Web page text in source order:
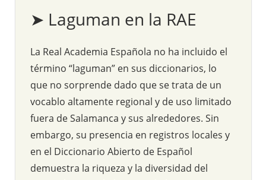
➤ Laguman en la RAE
La Real Academia Española no ha incluido el
término “laguman” en sus diccionarios, lo
que no sorprende dado que se trata de un
vocablo altamente regional y de uso limitado
fuera de Salamanca y sus alrededores. Sin
embargo, su presencia en registros locales y
en el Diccionario Abierto de Español
demuestra la riqueza y la diversidad del